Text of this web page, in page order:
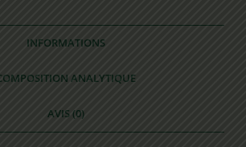
INFORMATIONS
ANALYTIQUE
AVIS (0)